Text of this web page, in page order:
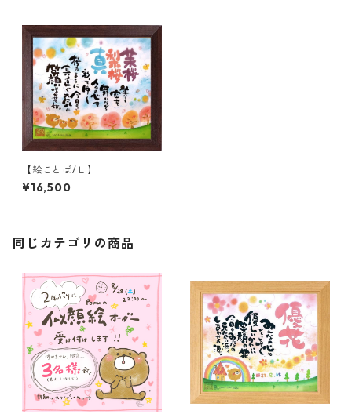
【絵ことば/Ｌ】
¥16,500
同じカテゴリの商品